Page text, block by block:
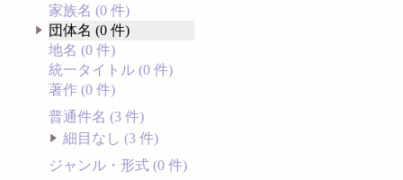
家族名 (0 件)
団体名 (0 件)
地名 (0 件)
統一タイトル (0 件)
著作 (0 件)
普通件名 (3 件)
細目なし (3 件)
ジャンル・形式 (0 件)